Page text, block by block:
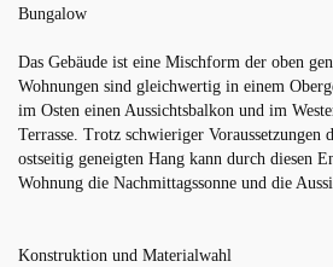
Bungalow
Das Gebäude ist eine Mischform der oben
Wohnungen sind gleichwertig in einem
im Osten einen Aussichtsbalkon und im
Terrasse. Trotz schwieriger Voraussetzungen
ostseitig geneigten Hang kann durch diesen
Wohnung die Nachmittagssonne und die
Konstruktion und Materialwahl